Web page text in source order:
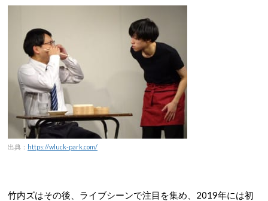
出典： https://wluck-park.com/
竹内ズはその後、ライブシーンで注目を集め、2019年には初